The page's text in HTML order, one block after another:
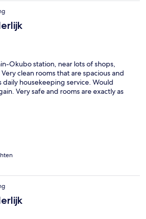
Okubo station, near lots of shops,
clean rooms that are spacious and
housekeeping service. Would
Very safe and rooms are exactly as